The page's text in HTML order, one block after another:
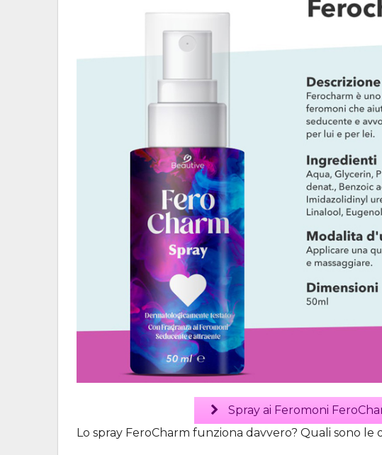
Spray ai Feromoni
Lo spray FeroCharm funziona davvero? Quali sono le